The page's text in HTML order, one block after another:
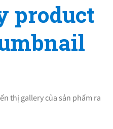
product
thị gallery của sản phẩm ra